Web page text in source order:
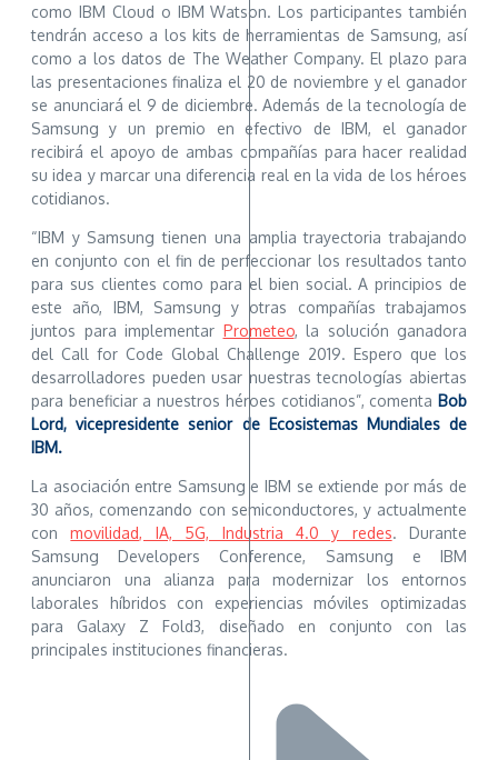
como IBM Cloud o IBM Watson. Los participantes también
tendrán acceso a los kits de herramientas de Samsung, así
como a los datos de The Weather Company. El plazo para
las presentaciones finaliza el 20 de noviembre y el ganador
se anunciará el 9 de diciembre. Además de la tecnología de
Samsung y un premio en efectivo de IBM, el ganador
recibirá el apoyo de ambas compañías para hacer realidad
su idea y marcar una diferencia real en la vida de los héroes
cotidianos.
“IBM y Samsung tienen una amplia trayectoria trabajando
en conjunto con el fin de perfeccionar los resultados tanto
para sus clientes como para el bien social. A principios de
este año, IBM, Samsung y otras compañías trabajamos
juntos para implementar Prometeo, la solución ganadora
del Call for Code Global Challenge 2019. Espero que los
desarrolladores pueden usar nuestras tecnologías abiertas
para beneficiar a nuestros héroes cotidianos”, comenta Bob
Lord, vicepresidente senior de Ecosistemas Mundiales de
IBM.
La asociación entre Samsung e IBM se extiende por más de
30 años, comenzando con semiconductores, y actualmente
conmovilidad, IA, 5G, Industria 4.0 y redes. Durante
Samsung Developers Conference, Samsung e IBM
anunciaron una alianza para modernizar los entornos
laborales híbridos con experiencias móviles optimizadas
para Galaxy Z Fold3, diseñado en conjunto con las
principales instituciones financieras.